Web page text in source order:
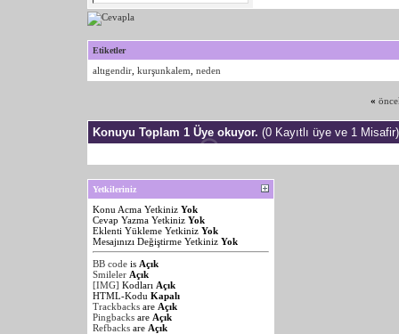
Etiketler
altıgendir kurşunkalem neden
«
Konuyu Toplam 1 Üye okuyor. (0 Kayıtlı üye ve 1 Misafir)
Yetkileriniz
Konu Acma Yetkiniz Yok
Cevap Yazma Yetkiniz Yok
Eklenti Yükleme Yetkiniz Yok
Mesajınızı Değiştirme Yetkiniz Yok
BB code is Açık
Smileler Açık
[IMG] Kodları Açık
HTML-Kodu Kapalı
Trackbacks are Açık
Pingbacks are Açık
Refbacks are Açık